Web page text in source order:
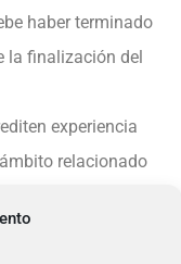
haber terminado
la finalización del
experiencia
relacionado